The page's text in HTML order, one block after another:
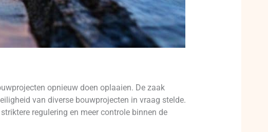
opnieuw doen oplaaien. De zaak
van diverse bouwprojecten in vraag stelde.
regulering en meer controle binnen de